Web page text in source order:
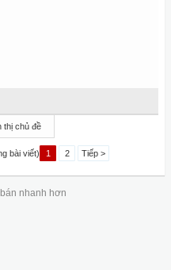
thị chủ đề
bài viết) 1 2 Tiếp >
nhanh hơn